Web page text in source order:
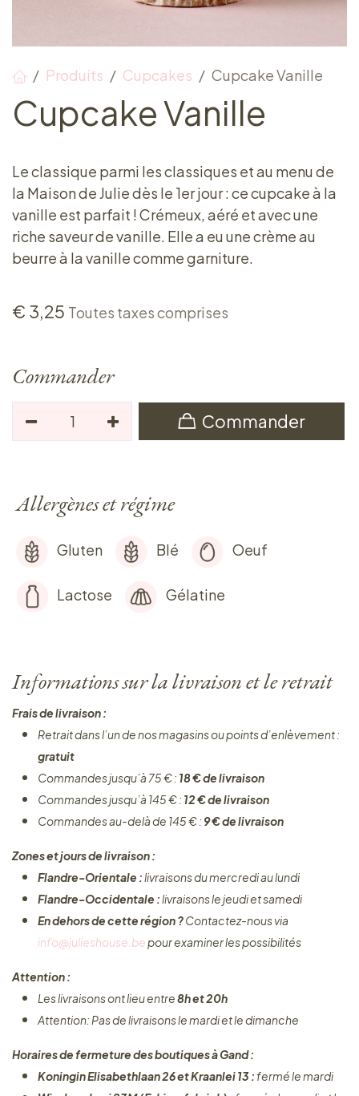
Produits Cupcakes Cupcake Vanille
Cupcake Vanille
Le classique parmi les classiques et au menu de
la Maison de Julie dès le 1er jour : ce cupcake à la
vanille est parfait ! Crémeux, aéré et avec une
riche saveur de vanille. Elle a eu une crème au
beurre à la vanille comme garniture.
€ 3,25 Toutes taxes comprises
Commander
Commander
Allergènes et régime
Gluten Blé Oeuf
Lactose Gélatine
Informations sur la livraison et le retrait
Frais de livraison :
Retrait dans l’un de nos magasins ou points d’enlèvement :
gratuit
Commandes jusqu’à 75 € : 18 € de livraison
Commandes jusqu’à 145 € : 12 € de livraison
Commandes au-delà de 145 € : 9 € de livraison
Zones et jours de livraison :
Flandre-Orientale :livraisons du mercredi au lundi
Flandre-Occidentale :livraisons le jeudi et samedi
En dehors de cette région ?Contactez-nous via
info@julieshouse.bepour examiner les possibilités
Attention :
Les livraisons ont lieu entre8h et 20h
Attention: Pas de livraisons le mardi et le dimanche
Horaires de fermeture des boutiques à Gand :
Koningin Elisabethlaan 26 et Kraanlei 13 :fermé le mardi